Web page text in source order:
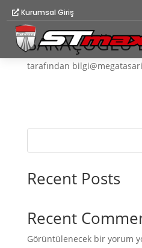
Kurumsal Giriş
SARAÇOĞLU
tarafından
Recent Posts
Recent
Görüntülenecek bir yorum